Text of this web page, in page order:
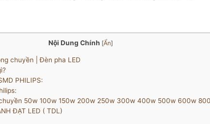
Nội Dung Chính [Ẩn]
chuyền | Đèn pha LED
PHILIPS:
50w 100w 150w 200w 250w 300w 400w 500w 600w
ĐẠT LED ( TDL)